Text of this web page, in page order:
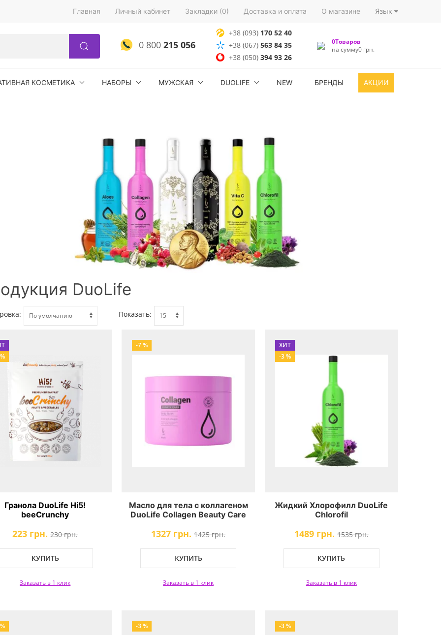
Главная Личный кабинет Закладки (0) Доставка и оплата О магазине Язык
0 800215 056
+38 (093) 170 52 40
+38 (067) 563 84 35
+38 (050)394 93 26
0Товаров
на сумму0 грн.
КОСМЕТИКА НАБОРЫ МУЖСКАЯ DUOLIFE NEW БРЕНДЫ АКЦИИ
DuoLife
Показать:
Гранола DuoLife Hi5!
beeCrunchy
223 грн. 230 грн.
КУПИТЬ
Заказать в 1 клик
-7 %
Масло для тела с коллагеном
DuoLife Collagen Beauty Care
1327 грн. 1425 грн.
КУПИТЬ
Заказать в 1 клик
ХИТ
-3 %
Жидкий Хлорофилл DuoLife
Chlorofil
1489 грн. 1535 грн.
КУПИТЬ
Заказать в 1 клик
-3 % -3 %